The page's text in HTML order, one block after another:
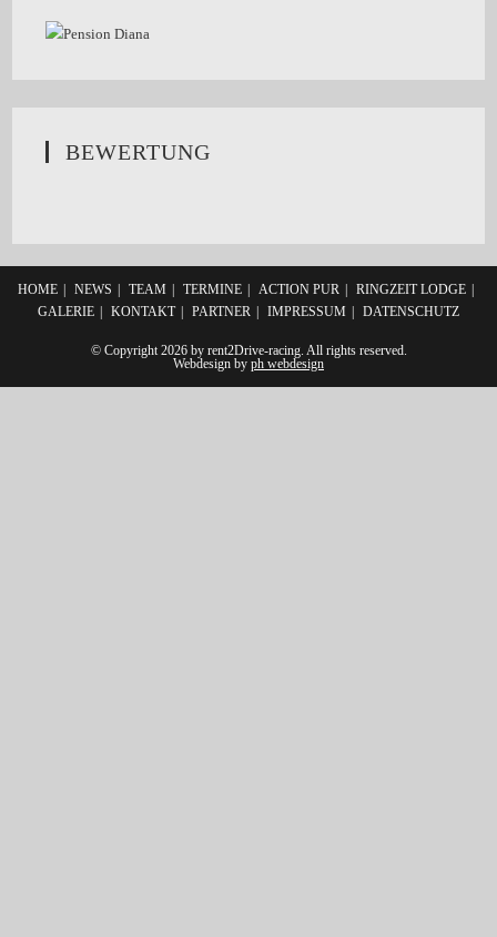
BEWERTUNG
HOME NEWS TEAM TERMINE ACTION PUR
RINGZEIT LODGE
GALERIE
KONTAKT PARTNER IMPRESSUM DATENSCHUTZ
© Copyright 2026 by rent2Drive-racing. All rights reserved.
Webdesign by ph webdesign